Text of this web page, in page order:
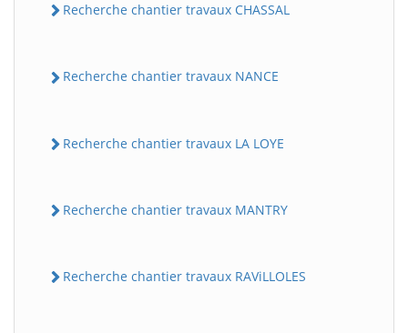
Recherche chantier travaux CHASSAL
Recherche chantier travaux NANCE
Recherche chantier travaux LA LOYE
Recherche chantier travaux MANTRY
Recherche chantier travaux RAViLLOLES